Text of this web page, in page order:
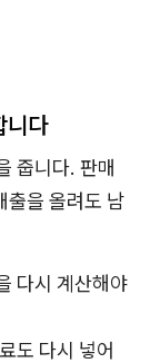
니다
줍니다. 판매
출을 올려도 남
다시 계산해야
도 다시 넣어